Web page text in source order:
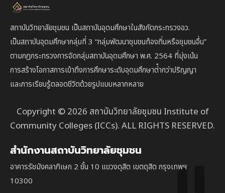
สถาบันวิทยาลัยชุมชน เป็นสถาบันอุดมศึกษาในสังกัดกระทรวงอว.
เป็นสถาบันอุดมศึกษากลุ่มที่ 3 “กลุ่มพัฒนาชุมชนท้องถิ่นหรือชุมชนอื่น”
ตามกฎกระทรวงการจัดกลุ่มสถาบันอุดมศึกษา พ.ศ. 2564 ที่มุ่งเน้น
การสร้างโอกาสการเข้าถึงการศึกษาระดับอุดมศึกษาต่ํากว่าปริญญา
และการเรียนรู้ตลอดชีวิตด้วยรูปแบบหลากหลาย
Copyright © 2026 สถาบันวิทยาลัยชุมชน Institute of
Community Colleges (ICCs). ALL RIGHTS RESERVED.
สำนักงานสถาบันวิทยาลัยชุมชน
อาคารรัชมังคลาภิเษก 2 ชั้น 10 แขวงดุสิต เขตดุสิต กรุงเทพฯ
10300